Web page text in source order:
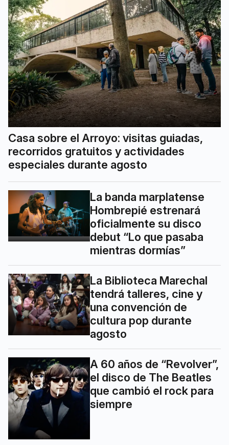
Casa sobre el Arroyo: visitas guiadas,
recorridos gratuitos y actividades
especiales durante agosto
La banda marplatense
Hombrepié estrenará
oficialmente su disco
debut “Lo que pasaba
mientras dormías”
La Biblioteca Marechal
tendrá talleres, cine y
una convención de
cultura pop durante
agosto
A 60 años de “Revolver”,
el disco de The Beatles
que cambió el rock para
siempre